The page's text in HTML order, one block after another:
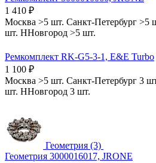
1 410 ₽
Москва >5 шт. Санкт-Петербург >5
шт. ННовгород >5 шт.
Ремкомплект RK-G5-3-1, E&E Turbo
1 100 ₽
Москва >5 шт. Санкт-Петербург 3
шт. ННовгород 3 шт.
Геометрия (3)
Геометрия 3000016017, JRONE